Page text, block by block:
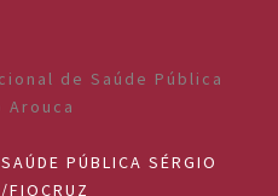
PÚBLICA SÉRGIO
FIOCRUZ